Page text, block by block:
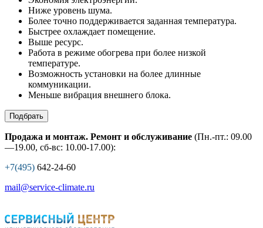
Ниже уровень шума.
Более точно поддерживается заданная температура.
Быстрее охлаждает помещение.
Выше ресурс.
Работа в режиме обогрева при более низкой
температуре.
Возможность установки на более длинные
коммуникации.
Меньше вибрация внешнего блока.
Подбрать
Продажа и монтаж. Ремонт и обслуживание (Пн.-пт.: 09.00
—19.00, сб-вс: 10.00-17.00):
+7(495) 642-24-60
mail@service-climate.ru